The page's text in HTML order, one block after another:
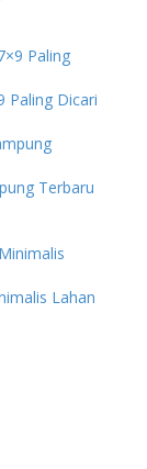
Paling Dicari
Terbaru
Lahan